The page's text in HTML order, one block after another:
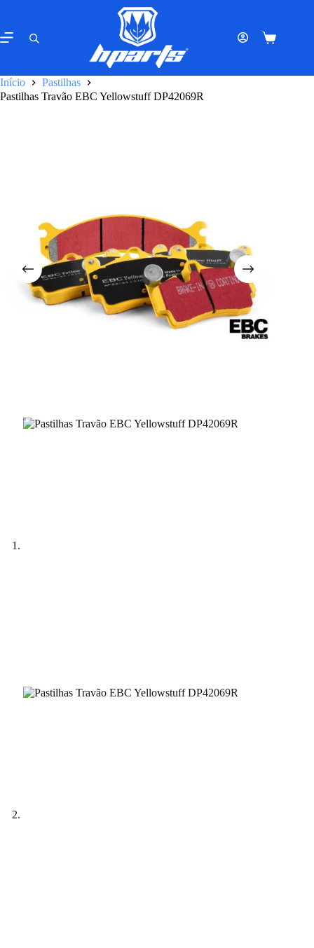
o
conteúdo
Carrinho
Início
Pastilhas
Pastilhas Travão EBC Yellowstuff DP42069R